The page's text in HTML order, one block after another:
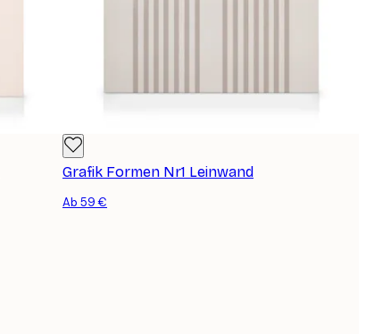
Grafik Formen Nr1 Leinwand
Ab 59 €